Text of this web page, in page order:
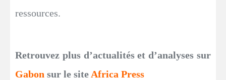
ressources.
Retrouvez plus d’actualités et d’analyses sur
Gabon sur le site Africa Press